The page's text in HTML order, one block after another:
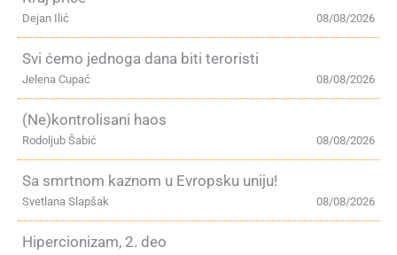
08/08/2026
Dejan Ilić
Svi ćemo jednoga dana biti teroristi
08/08/2026
Jelena Cupać
(Ne)kontrolisani haos
08/08/2026
Rodoljub Šabić
Sa smrtnom kaznom u Evropsku uniju!
08/08/2026
Svetlana Slapšak
Hipercionizam, 2. deo